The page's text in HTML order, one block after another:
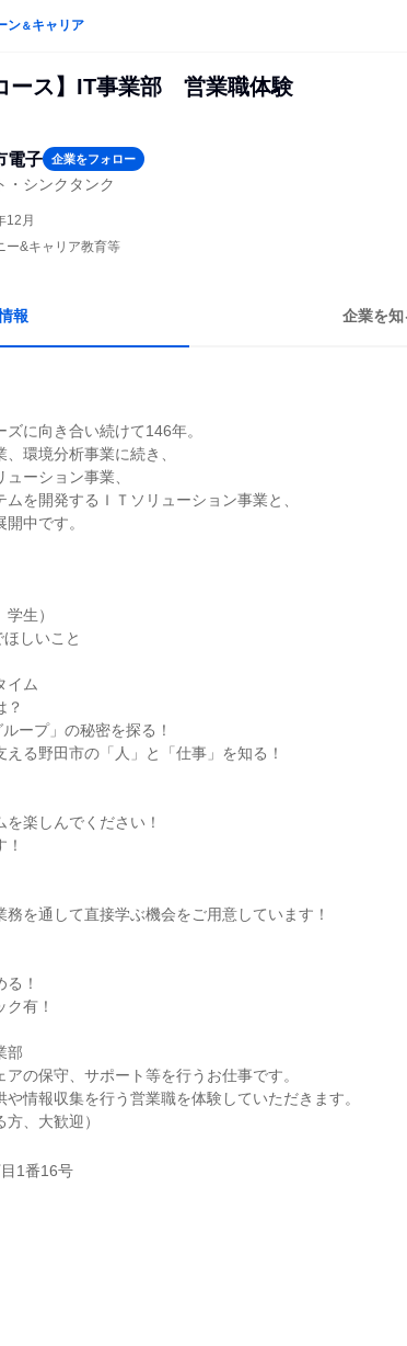
ン＆キャリア
ース】IT事業部 営業職体験
電子 企業をフォロー
・シンクタンク
12月
ー&キャリア教育等
報 企業を知
に向き合い続けて146年。
環境分析事業に続き、
ーション事業、
を開発するＩＴソリューション事業と、
中です。
生）
しいこと
イム
？
ープ」の秘密を探る！
える野田市の「人」と「仕事」を知る！
楽しんでください！
を通して直接学ぶ機会をご用意しています！
！
ク有！
部
の保守、サポート等を行うお仕事です。
情報収集を行う営業職を体験していただきます。
方、大歓迎）
1番16号